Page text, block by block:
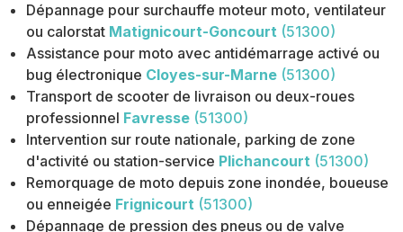
Dépannage pour surchauffe moteur moto, ventilateur
ou calorstat Matignicourt-Goncourt (51300)
Assistance pour moto avec antidémarrage activé ou
bug électronique Cloyes-sur-Marne (51300)
Transport de scooter de livraison ou deux-roues
professionnel Favresse (51300)
Intervention sur route nationale, parking de zone
d'activité ou station-service Plichancourt (51300)
Remorquage de moto depuis zone inondée, boueuse
ou enneigée Frignicourt (51300)
Dépannage de pression des pneus ou de valve